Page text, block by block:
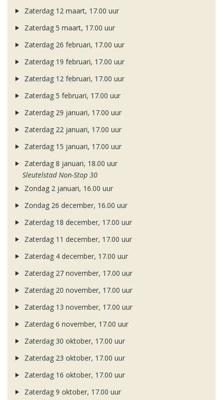
Zaterdag 12 maart, 17.00 uur
Zaterdag 5 maart, 17.00 uur
Zaterdag 26 februari, 17.00 uur
Zaterdag 19 februari, 17.00 uur
Zaterdag 12 februari, 17.00 uur
Zaterdag 5 februari, 17.00 uur
Zaterdag 29 januari, 17.00 uur
Zaterdag 22 januari, 17.00 uur
Zaterdag 15 januari, 17.00 uur
Zaterdag 8 januari, 18.00 uur
Sleutelstad Non-Stop 30
Zondag 2 januari, 16.00 uur
Zondag 26 december, 16.00 uur
Zaterdag 18 december, 17.00 uur
Zaterdag 11 december, 17.00 uur
Zaterdag 4 december, 17.00 uur
Zaterdag 27 november, 17.00 uur
Zaterdag 20 november, 17.00 uur
Zaterdag 13 november, 17.00 uur
Zaterdag 6 november, 17.00 uur
Zaterdag 30 oktober, 17.00 uur
Zaterdag 23 oktober, 17.00 uur
Zaterdag 16 oktober, 17.00 uur
Zaterdag 9 oktober, 17.00 uur